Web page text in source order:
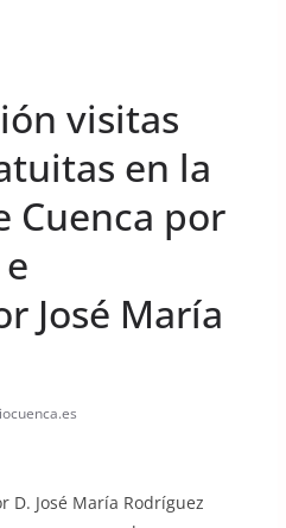
visitas
en la
Cuenca por
José María
D. José María Rodríguez